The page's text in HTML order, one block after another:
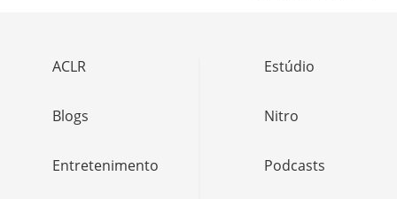
ACLR
Blogs
Entretenimento
Estúdio
Nitro
Podcasts